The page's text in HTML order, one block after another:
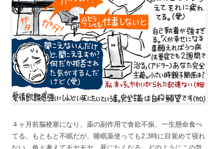
４ヶ月前脳梗塞になり、薬の副作用で食欲不振。一生懸命食べ
てる。もともと不眠だが、睡眠薬使っても2,3時に目覚めて寝れ